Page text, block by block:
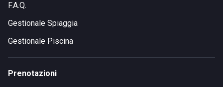
F.A.Q.
Gestionale Spiaggia
Gestionale Piscina
Prenotazioni